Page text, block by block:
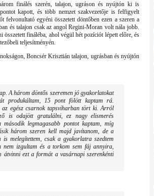
finálés szerén, talajon, ugráson és nyújtón ki is
kapott, és több nemzet szakvezetője is felfigyelt
egyéni összetett döntőben ezen a szeren a
és talajon csak az angol Regini-Moran volt nála jobb.
fináléba, ahol végül hét pozíciót lépett előre, és
teljesítményén.
Boncsér Krisztián talajon, ugrásban és nyújtón
A három döntős szeremen jó gyakorlatokat
produkáltam, 15 pont fölött kaptam rá.
egész csarnok tapsviharban tört ki. Arról
is odajött gratulálni, ez nagy elismerés
legmagasabb pontot kaptam, míg
három szeren kell majd javítanom, de a
melegítettem, csak a gyakorlatra szedtem
nem izgultam és a torkom sem fáj annyira,
átvinni ezt a formát a vasárnapi szerenkénti